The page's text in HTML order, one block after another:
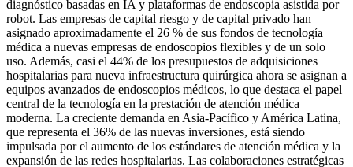
diagnóstico basadas en IA y plataformas de endoscopia asistida por
robot. Las empresas de capital riesgo y de capital privado han
asignado aproximadamente el 26 % de sus fondos de tecnología
médica a nuevas empresas de endoscopios flexibles y de un solo
uso. Además, casi el 44% de los presupuestos de adquisiciones
hospitalarias para nueva infraestructura quirúrgica ahora se asignan a
equipos avanzados de endoscopios médicos, lo que destaca el papel
central de la tecnología en la prestación de atención médica
moderna. La creciente demanda en Asia-Pacífico y América Latina,
que representa el 36% de las nuevas inversiones, está siendo
impulsada por el aumento de los estándares de atención médica y la
expansión de las redes hospitalarias. Las colaboraciones estratégicas